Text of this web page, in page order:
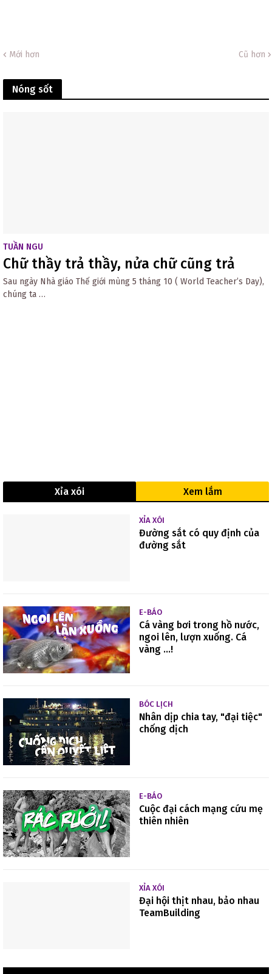
Mới hơn Cũ hơn
Nóng sốt
TUẦN NGU
Chữ thầy trả thầy, nửa chữ cũng trả
Sau ngày Nhà giáo Thế giới mùng 5 tháng 10 ( World Teacher’s Day),
chúng ta …
Xỉa xói Xem lắm
XỈA XÓI
Đường sắt có quy định của
đường sắt
E-BÁO
Cá vàng bơi trong hồ nước,
ngoi lên, lượn xuống. Cá
vàng ...!
BÓC LỊCH
Nhân dịp chia tay, "đại tiệc"
chống dịch
E-BÁO
Cuộc đại cách mạng cứu mẹ
thiên nhiên
XỈA XÓI
Đại hội thịt nhau, bảo nhau
TeamBuilding